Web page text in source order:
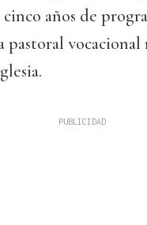
años de
vocacional